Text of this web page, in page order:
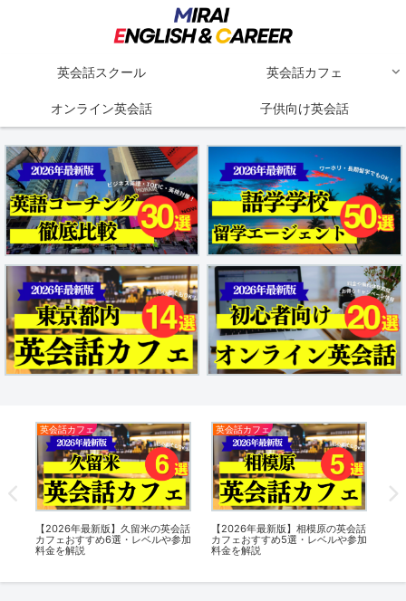
英会話スクール 英会話カフェ
オンライン英会話 子供向け英会話
英会話カフェ
【2026年最新版】久留米の英会話
カフェおすすめ6選・レベルや参加
料金を解説
英会話カフェ
【2026年最新版】相模原の英会話
カフェおすすめ5選・レベルや参加
料金を解説